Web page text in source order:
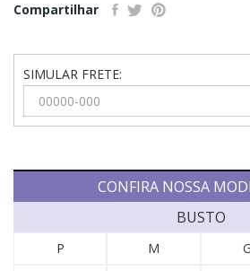
Compartilhar
SIMULAR FRETE:
CONFIRA NOSSA
BUSTO
P M G